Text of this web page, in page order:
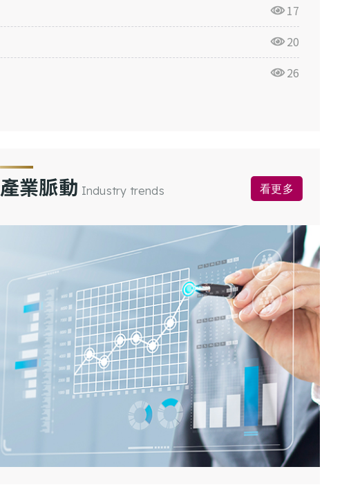
17
20
26
產業脈動 Industry trends 看更多